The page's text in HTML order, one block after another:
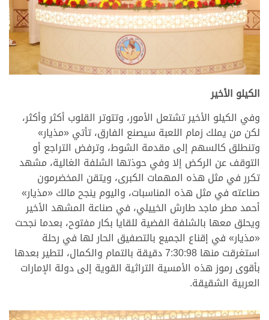
الكيلو الأخير
وفي الكيلو الأخير تشتعل الأمور، وتتوتر القلوب أكثر وأكثر،
لكن من يملك زمام اللعبة سيصنع الفارق، تأتي «مذيار»
وتنطلق كالسهم إلى مقدمة الشوط، وترفض التراجع أو
التوقف عن الركض إلا وفي حوذتها الشلفة الغالية، مشهد
تكرر في مثل هذه المهمات الكبرى، ويتقن المخضرمون
صناعته في مثل هذه المناسبات، واليوم ينجح مالك «مذيار»
أحمد مطر ماجد طارش الخييلي، في صناعة المشهد الأخير
ويحلق معها بالشلفة الفضية للقايا بكار مفتوح، بعدما نجحت
«مذيار» في إقناع الجميع بالتصفيق الحار لها في رحلة
استغرقت منها 7:30:98 دقيقة بالتمام والكمال، لتطير بعدها
بأقوى رموز هذه الأمسية التراثية القوية إلى دولة الإمارات
العربية الشقيقة.